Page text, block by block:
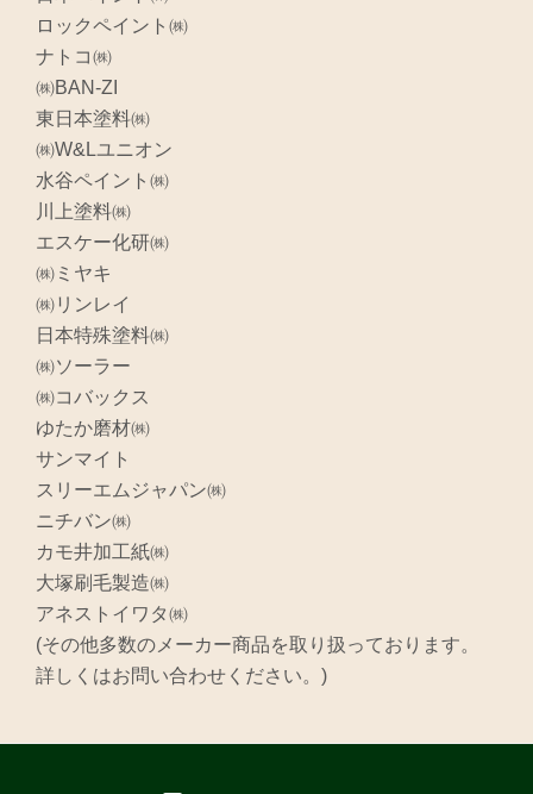
ロックペイント㈱
ナトコ㈱
㈱BAN-ZI
東日本塗料㈱
㈱W&Lユニオン
水谷ペイント㈱
川上塗料㈱
エスケー化研㈱
㈱ミヤキ
㈱リンレイ
日本特殊塗料㈱
㈱ソーラー
㈱コバックス
ゆたか磨材㈱
サンマイト
スリーエムジャパン㈱
ニチバン㈱
カモ井加工紙㈱
大塚刷毛製造㈱
アネストイワタ㈱
(その他多数のメーカー商品を取り扱っております。
詳しくはお問い合わせください。)